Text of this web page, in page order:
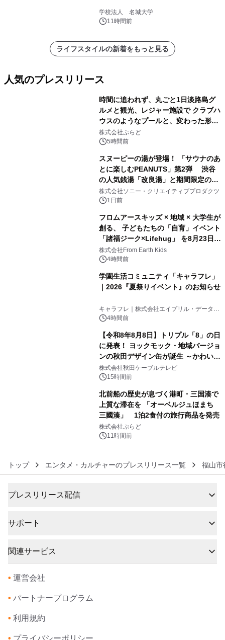
学校法人 名城大学
11時間前
ライフスタイルの新着をもっと見る
人気のプレスリリース
時間に追われず、丸ごと1日淡路島グ
ルメと観光、レジャー施設で クラブハ
ウスのようなプールと、変わった形の
サウナも 「THE BOXY AWAJI」のお
得な素泊まり連泊プランで
株式会社ぷらど
5時間前
スヌーピーの湯が登場！ 「サウナのあ
とに楽しむPEANUTS」第2弾 渋谷
の人気銭湯「改良湯」と期間限定のコ
ラボレーション サウナイキタイコラ
ボグッズも発売決定！
株式会社ソニー・クリエイティブプロダクツ
1日前
フロムアースキッズ × 地域 × 大学生が
創る、 子どもたちの「自育」イベント
「諸福ジーク×Lifehug」 を8月23日
(日)開催
株式会社From Earth Kids
4時間前
学園生活コミュニティ「キャラフレ」
｜2026『夏祭りイベント』のお知らせ
キャラフレ｜株式会社エイプリル・データ・
デザインズ
4時間前
【令和8年8月8日】トリプル「8」の日
に発表！ ヨックモック・地域バージョ
ンの秋田デザイン缶が誕生 ～かわいい
秋田犬の子犬と秋田の四季と名所を巡
るパッケージ～ 9月1日(火)秋田県内で
株式会社秋田ケーブルテレビ
15時間前
北前船の歴史が息づく港町・三国湊で
上質な滞在を 「オーベルジュほまち
三國湊」 1泊2食付の旅行商品を発売
株式会社ぷらど
11時間前
トップ エンタメ・カルチャーのプレスリリース一覧 福山市
プレスリリース配信
サポート
関連サービス
• 運営会社
• パートナープログラム
• 利用規約
• プライバシーポリシー